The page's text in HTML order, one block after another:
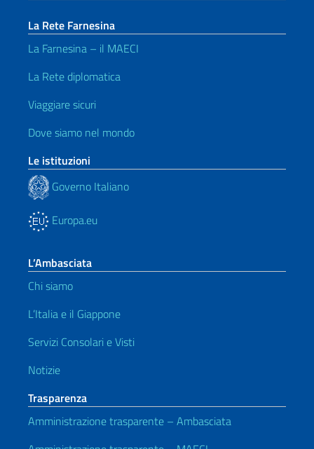
La Rete Farnesina
La Farnesina – il MAECI
La Rete diplomatica
Viaggiare sicuri
Dove siamo nel mondo
Le istituzioni
Governo Italiano
Europa.eu
L’Ambasciata
Chi siamo
L’Italia e il Giappone
Servizi Consolari e Visti
Notizie
Trasparenza
Amministrazione trasparente – Ambasciata